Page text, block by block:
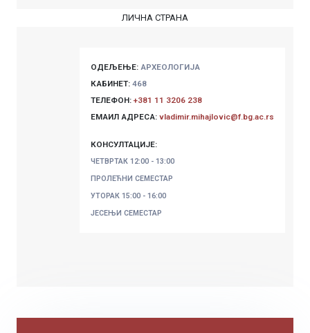
ЛИЧНА СТРАНА
ОДЕЉЕЊЕ: АРХЕОЛОГИЈА
КАБИНЕТ: 468
ТЕЛЕФОН: +381 11 3206 238
ЕМАИЛ АДРЕСА: vladimir.mihajlovic@f.bg.ac.rs
КОНСУЛТАЦИЈЕ:
ЧЕТВРТАК 12:00 - 13:00
ПРОЛЕЋНИ СЕМЕСТАР
УТОРАК 15:00 - 16:00
ЈЕСЕЊИ СЕМЕСТАР